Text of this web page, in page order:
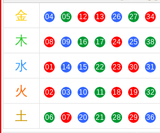
金 04 05 12 13 26 27 34
木 08 09 16 17 24 25 38
水 01 14 15 22 23 30 31
火 02 03 10 11 18 19 32
土 06 07 20 21 28 29 36